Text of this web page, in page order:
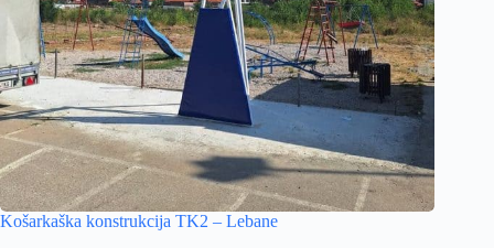
Košarkaška konstrukcija TK2 – Lebane